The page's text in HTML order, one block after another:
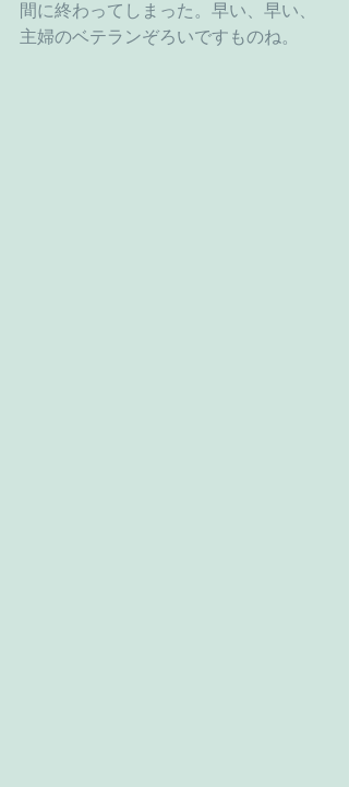
間に終わってしまった。早い、早い、
主婦のベテランぞろいですものね。